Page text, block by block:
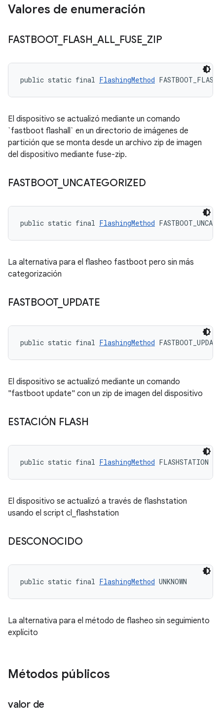
Valores de enumeración
FASTBOOT_ FLASH _ALL_ FUSE ZIP
public static final FlashingMethod
El dispositivo se actualizó mediante un comando
`fastboot flashall` en un directorio de imágenes de
partición que se monta desde un archivo zip de imagen
del dispositivo mediante fuse-zip.
FASTBOOT_ UNCATEGORIZED
public static final FlashingMethod
La alternativa para el flasheo fastboot pero sin más
categorización
FASTBOOT_ UPDATE
public static final FlashingMethod FASTBOOT_UPDATE
El dispositivo se actualizó mediante un comando
"fastboot update" con un zip de imagen del dispositivo
ESTACIÓN FLASH
public static final FlashingMethod FLASHSTATION
El dispositivo se actualizó a través de flashstation
usando el script cl_flashstation
DESCONOCIDO
public static final FlashingMethod UNKNOWN
La alternativa para el método de flasheo sin seguimiento
explícito
Métodos públicos
valor de